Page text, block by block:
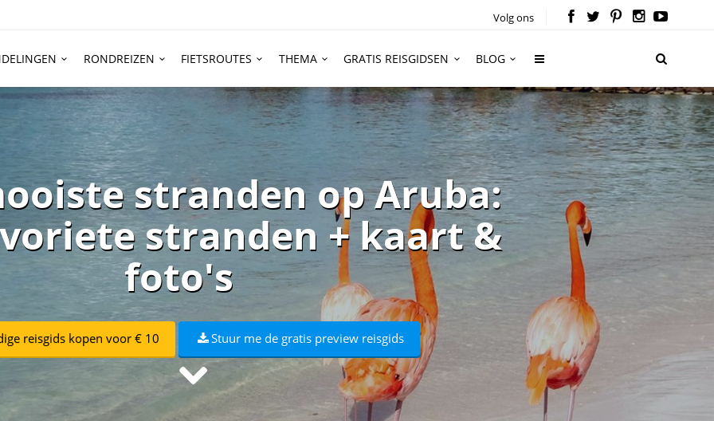
Volg ons
RONDREIZEN FIETSROUTES THEMA GRATIS REISGIDSEN BLOG
stranden op Aruba:
stranden + kaart &
foto's
reisgids kopen voor € 10 Stuur me de gratis preview reisgids